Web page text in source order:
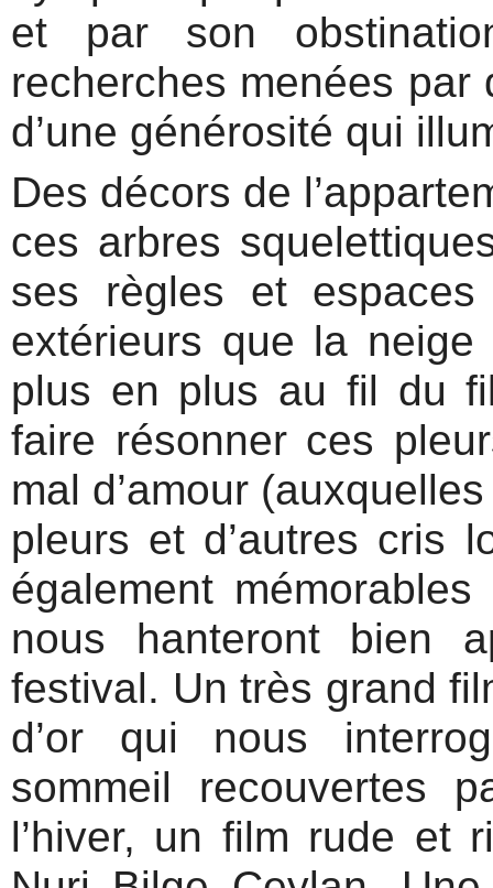
et par son
recherches menées
d’une générosité qui
Des décors de
ces arbres
ses règles et
extérieurs que la neige
plus en plus au fil du
faire résonner ces
mal d’amour
pleurs et d’autres cris
également
nous hanteront bien
festival. Un très grand
d’or qui nous
sommeil recouvertes
l’hiver, un film rude et